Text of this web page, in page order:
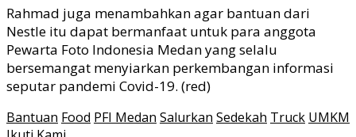
Rahmad juga menambahkan agar bantuan dari
Nestle itu dapat bermanfaat untuk para anggota
Pewarta Foto Indonesia Medan yang selalu
bersemangat menyiarkan perkembangan informasi
seputar pandemi Covid-19. (red)
Bantuan Food PFI Medan Salurkan Sedekah Truck UMKM